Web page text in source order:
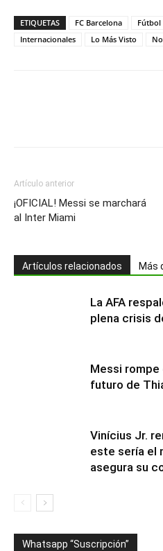
ETIQUETAS FC Barcelona Fútbol
Internacionales
Lo Más Visto
Artículo anterior
¡OFICIAL! Messi se marchará
al Inter Miami
Artículos relacionados Más
La AFA
plena crisis
Messi
futuro de
Vinícius Jr.
este sería el
asegura su
Whatsapp “Suscripción”